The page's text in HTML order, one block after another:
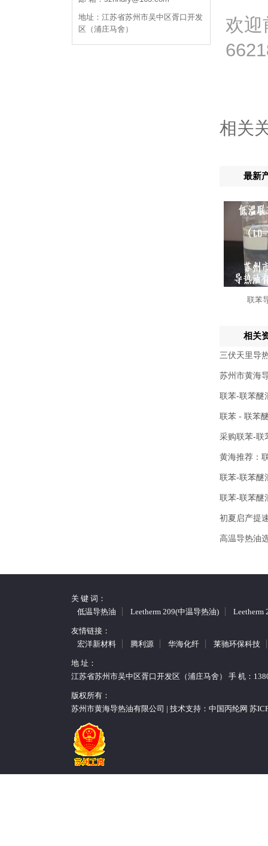
地址：江苏省苏州市吴中区胥口开发
区（浦庄马舍）
欢迎
相关
最新
联苯
相关
三伏天里导
苏州市黄海
联苯-联苯醚
联苯 - 联苯
采购联苯-联
黄海推荐：
联苯-联苯醚
联苯-联苯醚
初夏启产提
高温导热油
关 键 词：
低温导热油
Leetherm 209(中温导热油) Leetherm
友情链接：
宏洋新材料
腾利源 华海化纤 莱驰环保科技
地 址：
江苏省苏州市吴中区胥口开发区（浦庄马舍） 手 机：
版权所有：
苏州市黄海导热油有限公司 | 技术支持： 中国丙纶网 苏